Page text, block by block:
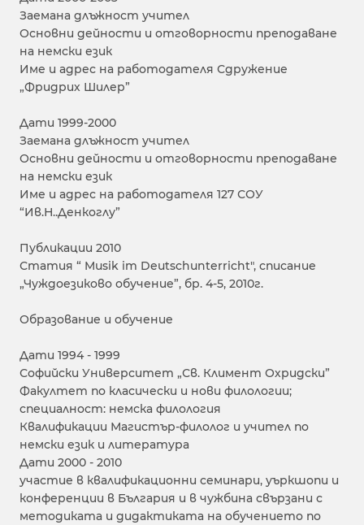
Заемана длъжност учител
Основни дейности и отговорности преподаване
на немски език
Име и адрес на работодателя Сдружение
„Фридрих Шилер”
Дати 1999-2000
Заемана длъжност учител
Основни дейности и отговорности преподаване
на немски език
Име и адрес на работодателя 127 СОУ
“Ив.Н..Денкоглу”
Публикации 2010
Статия “ Musik im Deutschunterricht", списание
„Чуждоезиково обучение”, бр. 4-5, 2010г.
Образование и обучение
Дати 1994 - 1999
Софийски Университет „Св. Климент Охридски”
Факултет по класически и нови филологии;
специалност: немска филология
Квалификации Магистър-филолог и учител по
немски език и литература
Дати 2000 - 2010
участие в квалификационни семинари, уъркшопи и
конференции в България и в чужбина свързани с
методиката и дидактиката на обучението по